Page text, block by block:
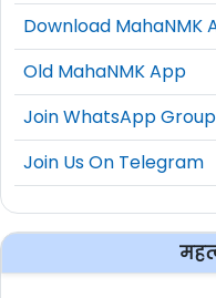
Download MahaNMK
Old MahaNMK App
Join WhatsApp Group
Join Us On Telegram